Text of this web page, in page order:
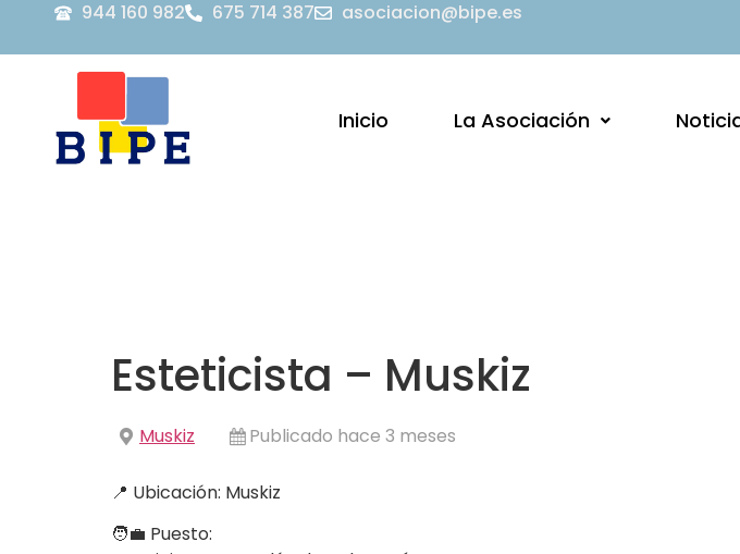
944 160 982 675 714 387 asociacion@bipe.es
Inicio La Asociación
Esteticista – Muskiz
Muskiz Publicado hace 3 meses
📍 Ubicación: Muskiz
🧑‍💼 Puesto: